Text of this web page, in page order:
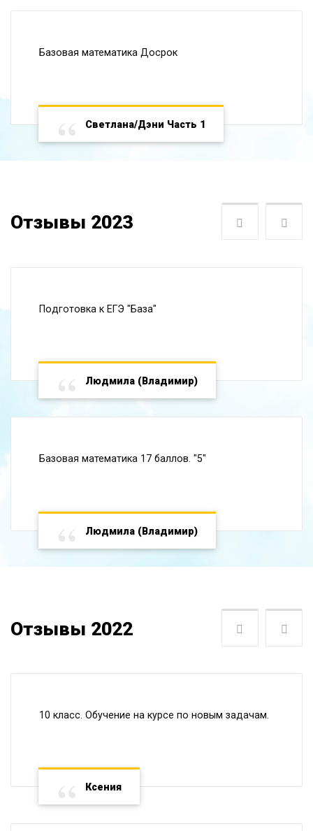
Базовая математика Досрок
Светлана/Дэни Часть 1
Отзывы 2023 Следующая
Подготовка к ЕГЭ "База"
Людмила (Владимир)
Базовая математика 17 баллов. "5"
Людмила (Владимир)
Отзывы 2022 Следующая
10 класс. Обучение на курсе по новым задачам.
Ксения